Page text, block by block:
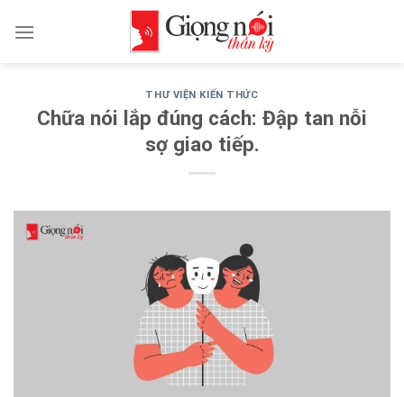
THƯ VIỆN KIẾN THỨC
Chữa nói lắp đúng cách: Đập tan nỗi
sợ giao tiếp.